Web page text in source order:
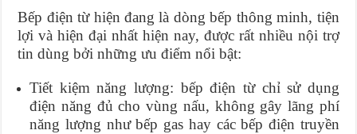
Bếp điện từ hiện đang là dòng bếp thông minh, tiện
lợi và hiện đại nhất hiện nay, được rất nhiều nội trợ
tin dùng bởi những ưu điểm nổi bật:
Tiết kiệm năng lượng: bếp điện từ chỉ sử dụng
điện năng đủ cho vùng nấu, không gây lãng phí
năng lượng như bếp gas hay các bếp điện truyền